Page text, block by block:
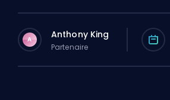
A Anthony King
Partenaire